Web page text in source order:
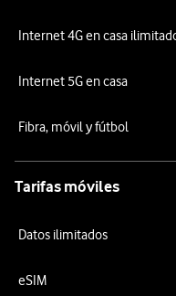
Internet 4G en casa
Internet 5G en casa
Fibra, móvil y fútbol
Tarifas móviles
Datos ilimitados
eSIM